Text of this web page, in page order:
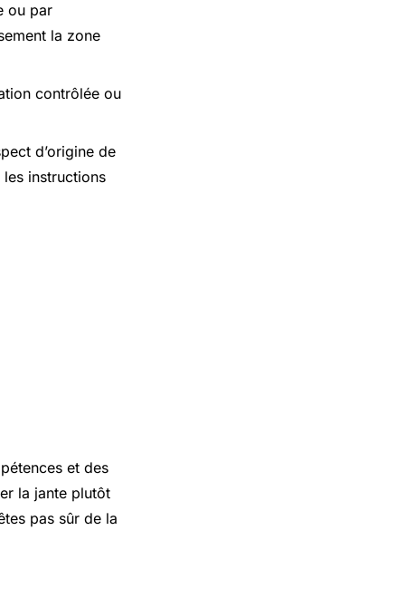
ou par
la zone
contrôlée ou
d’origine de
instructions
et des
la jante plutôt
pas sûr de la